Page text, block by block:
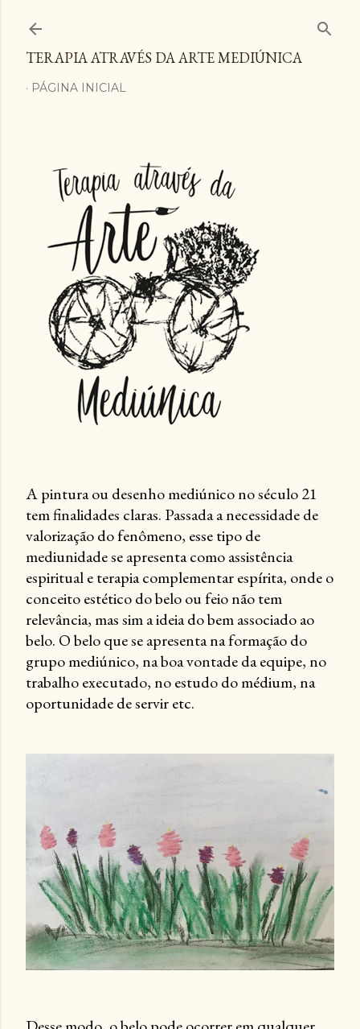
Pular para o conteúdo principal
TERAPIA ATRAVÉS DA ARTE MEDIÚNICA
PÁGINA INICIAL
A pintura ou desenho mediúnico no século 21
tem finalidades claras. Passada a necessidade de
valorização do fenômeno, esse tipo de
mediunidade se apresenta como assistência
espiritual e terapia complementar espírita, onde o
conceito estético do belo ou feio não tem
relevância, mas sim a ideia do bem associado ao
belo. O belo que se apresenta na formação do
grupo mediúnico, na boa vontade da equipe, no
trabalho executado, no estudo do médium, na
oportunidade de servir etc.